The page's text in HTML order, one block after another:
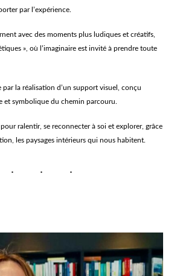
par l’expérience.
avec des moments plus ludiques et créatifs,
», où l’imaginaire est invité à prendre toute
par la réalisation d’un support visuel, conçu
et symbolique du chemin parcouru.
ralentir, se reconnecter à soi et explorer, grâce
les paysages intérieurs qui nous habitent.